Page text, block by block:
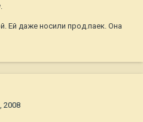
Ей даже носили прод.паек. Она
2008